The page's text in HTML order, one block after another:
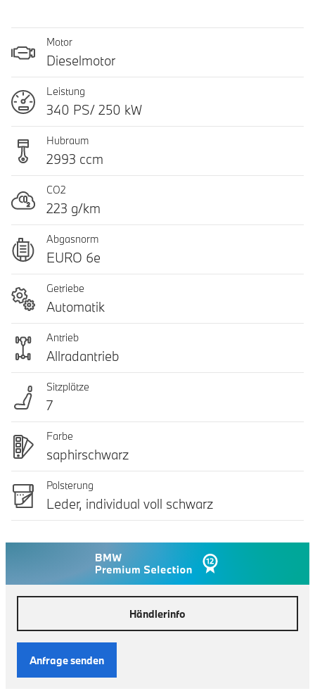
Motor
Dieselmotor
Leistung
340 PS/ 250 kW
Hubraum
2993 ccm
CO2
223 g/km
Abgasnorm
EURO 6e
Getriebe
Automatik
Antrieb
Allradantrieb
Sitzplätze
7
Farbe
saphirschwarz
Polsterung
Leder, individual voll schwarz
Händlerinfo
Anfrage senden